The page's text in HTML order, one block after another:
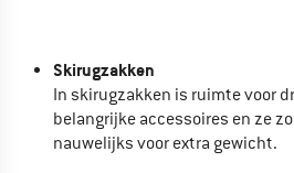
Skirugzakken
In skirugzakken is ruimte voor
belangrijke accessoires en ze
nauwelijks voor extra gewicht.